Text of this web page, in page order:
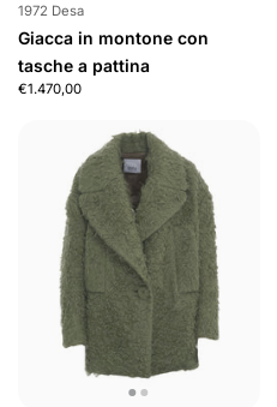
1972 Desa
Giacca in montone con
tasche a pattina
€1.470,00